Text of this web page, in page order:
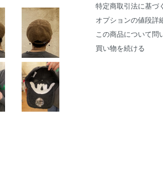
特定商取引法に基づ
オプションの値段詳
この商品について問
買い物を続ける